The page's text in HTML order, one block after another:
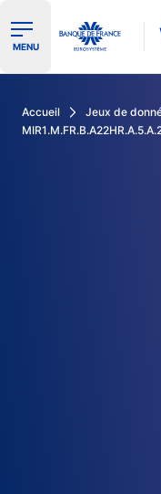
Ouvrir le menu de
MENU
Accueil Jeux de